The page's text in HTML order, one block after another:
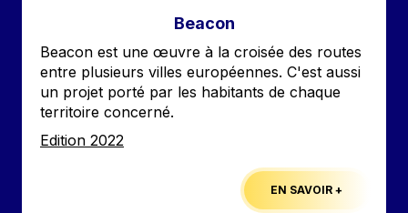
Beacon
Accroche
Beacon est une œuvre à la croisée des routes
entre plusieurs villes européennes. C'est aussi
un projet porté par les habitants de chaque
territoire concerné.
Edition
Edition 2022
EN SAVOIR +